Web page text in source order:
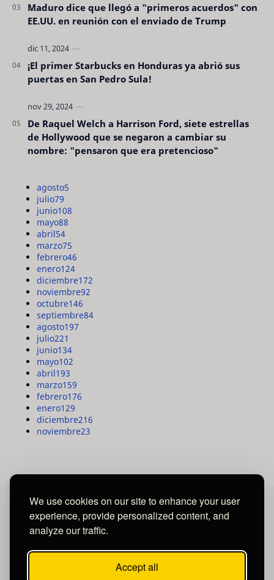
We use cookies on our site to enhance your user
experience, provide personalized content, and
analyze our traffic.
Accept all
Maduro dice que llegó a "primeros acuerdos" con
EE.UU. en reunión con el enviado de Trump
¡El primer Starbucks en Honduras ya abrió sus
puertas en San Pedro Sula!
De Raquel Welch a Harrison Ford, siete estrellas
de Hollywood que se negaron a cambiar su
nombre: "pensaron que era pretencioso"
agosto5
julio79
junio108
mayo88
abril54
marzo75
febrero46
enero124
diciembre172
noviembre92
octubre146
septiembre84
agosto197
julio221
junio134
mayo102
abril193
marzo159
febrero176
enero129
diciembre216
noviembre23
MAYA MEDIA GROUP
Ubicados en Tegucigalpa - Honduras.